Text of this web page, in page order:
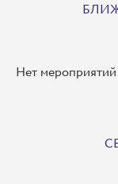
Нет мероприятий